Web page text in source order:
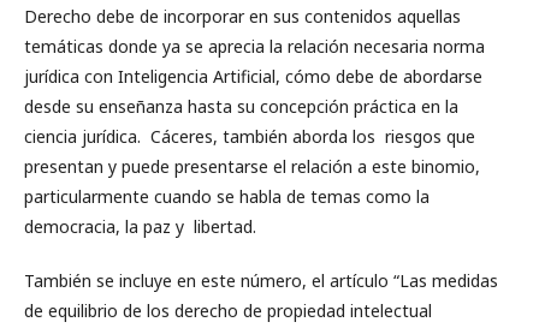
Derecho debe de incorporar en sus contenidos aquellas
temáticas donde ya se aprecia la relación necesaria norma
jurídica con Inteligencia Artificial, cómo debe de abordarse
desde su enseñanza hasta su concepción práctica en la
ciencia jurídica. Cáceres, también aborda los riesgos que
presentan y puede presentarse el relación a este binomio,
particularmente cuando se habla de temas como la
democracia, la paz y libertad.
También se incluye en este número, el artículo “Las medidas
de equilibrio de los derecho de propiedad intelectual